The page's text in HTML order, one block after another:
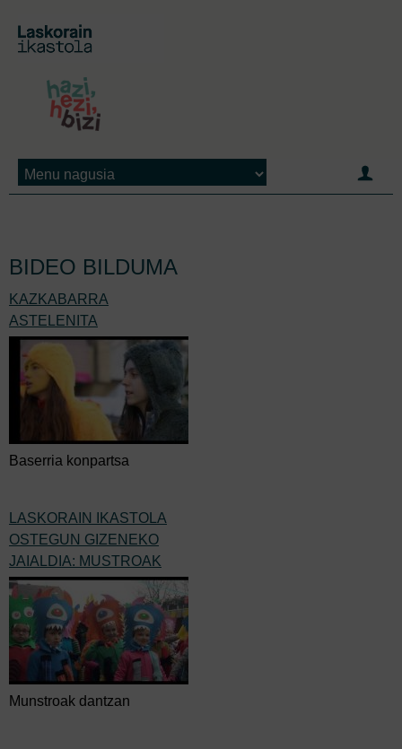
BIDEO BILDUMA
KAZKABARRA
ASTELENITA
Baserria konpartsa
LASKORAIN IKASTOLA
OSTEGUN GIZENEKO
JAIALDIA: MUSTROAK
Munstroak dantzan